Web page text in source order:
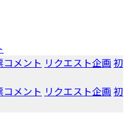
コメント リクエスト企画 初
コメント リクエスト企画 初